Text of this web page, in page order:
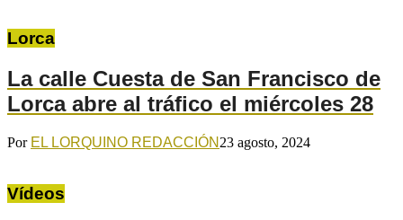
Lorca
La calle Cuesta de San Francisco de
Lorca abre al tráfico el miércoles 28
Por EL LORQUINO REDACCIÓN 23 agosto, 2024
Vídeos